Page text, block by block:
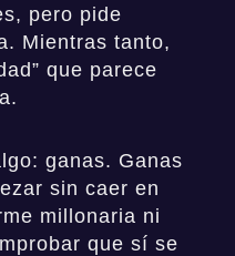
pero pide
Mientras tanto,
que parece
ganas. Ganas
sin caer en
millonaria ni
que sí se